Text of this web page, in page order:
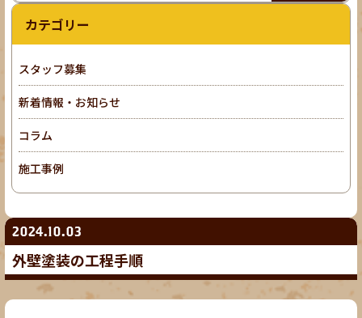
2024.10.03
外壁塗装の工程手順
カテゴリー
スタッフ募集
新着情報・お知らせ
コラム
施工事例